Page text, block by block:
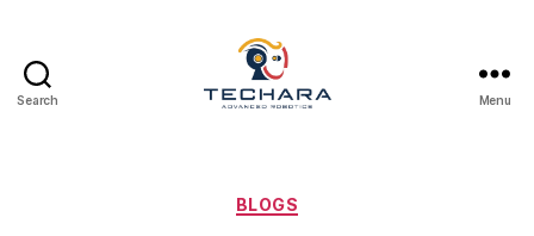
Search Menu
Categories
BLOGS